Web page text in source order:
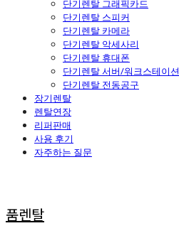
단기렌탈 그래픽카드
단기렌탈 스피커
단기렌탈 카메라
단기렌탈 악세사리
단기렌탈 휴대폰
단기렌탈 서버/워크스테이션
단기렌탈 전동공구
장기렌탈
렌탈연장
리퍼판매
사용 후기
자주하는 질문
품렌탈